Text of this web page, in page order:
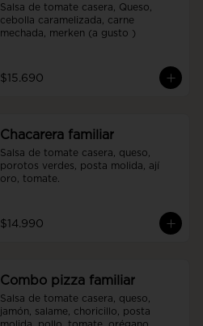
Salsa de tomate casera, Queso,
cebolla caramelizada, carne
mechada, merken (a gusto )
$15.690
Chacarera familiar
Salsa de tomate casera, queso,
porotos verdes, posta molida, ají
oro, tomate.
$14.990
Combo pizza familiar
Salsa de tomate casera, queso,
jamón, salame, choricillo, posta